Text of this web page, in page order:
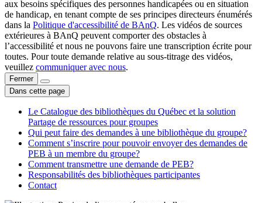
aux besoins spécifiques des personnes handicapées ou en situation
de handicap, en tenant compte de ses principes directeurs énumérés
dans la Politique d'accessibilité de BAnQ. Les vidéos de sources
extérieures à BAnQ peuvent comporter des obstacles à
l’accessibilité et nous ne pouvons faire une transcription écrite pour
toutes. Pour toute demande relative au sous-titrage des vidéos,
veuillez communiquer avec nous.
Fermer
Dans cette page
Le Catalogue des bibliothèques du Québec et la solution
Partage de ressources pour groupes
Qui peut faire des demandes à une bibliothèque du groupe?
Comment s’inscrire pour pouvoir envoyer des demandes de
PEB à un membre du groupe?
Comment transmettre une demande de PEB?
Responsabilités des bibliothèques participantes
Contact